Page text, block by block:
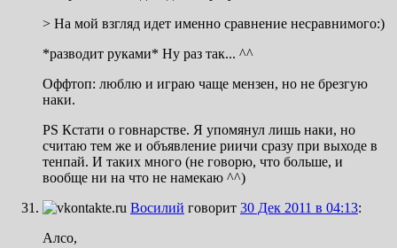
> На мой взгляд идет именно сравнение несравнимого:)
*разводит руками* Ну раз так... ^^
Оффтоп: люблю и играю чаще мензен, но не брезгую
наки.
PS Кстати о говнарстве. Я упомянул лишь наки, но
считаю тем же и объявление риичи сразу при выходе в
тенпай. И таких много (не говорю, что больше, и
вообще ни на что не намекаю ^^)
Восилий говорит 30 Дек 2011 в 04:13:
Алсо,